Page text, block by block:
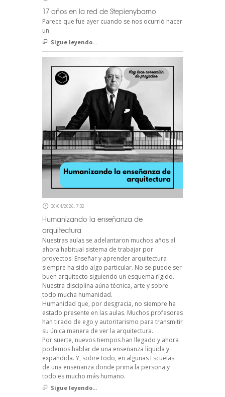
17 años en la red de Stepienybarno
Parece que fue ayer cuando se nos ocurrió hacer
un
Sigue leyendo...
30/04/2026, 7:32
Humanizando la enseñanza de
arquitectura
Nuestras aulas se adelantaron muchos años al
ahora habitual sistema de trabajar por
proyectos. Enseñar y aprender arquitectura
siempre ha sido algo particular. No se puede ser
buen arquitecto siguiendo un esquema rígido.
Nuestra disciplina aúna técnica, arte y sobre
todo mucha humanidad.
Humanidad que, por desgracia, no siempre ha
estado presente en las aulas. Muchos profesores
han tirado de ego y autoritarismo para transmitir
su única manera de ver la arquitectura.
Por suerte, nuevos tiempos han llegado y ahora
podemos hablar de una enseñanza líquida y
expandida. Y, sobre todo, en algunas Escuelas
de una enseñanza donde prima la persona y
todo es mucho más humano.
Sigue leyendo...